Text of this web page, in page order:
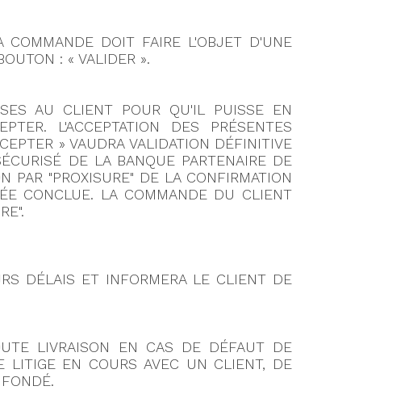
DOIT FAIRE L'OBJET D'UNE
: « VALIDER ».
AU CLIENT POUR QU'IL PUISSE EN
L'ACCEPTATION DES PRÉSENTES
» VAUDRA VALIDATION DÉFINITIVE
DE LA BANQUE PARTENAIRE DE
PAR "PROXISURE" DE LA CONFIRMATION
CONCLUE. LA COMMANDE DU CLIENT
DÉLAIS ET INFORMERA LE CLIENT DE
LIVRAISON EN CAS DE DÉFAUT DE
LITIGE EN COURS AVEC UN CLIENT, DE